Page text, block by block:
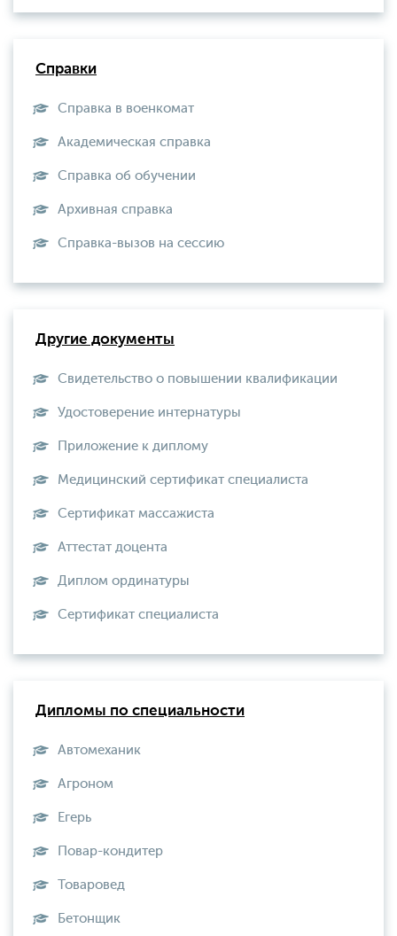
Справки
Справка в военкомат
Академическая справка
Справка об обучении
Архивная справка
Справка-вызов на сессию
Другие документы
Свидетельство о повышении квалификации
Удостоверение интернатуры
Приложение к диплому
Медицинский сертификат специалиста
Сертификат массажиста
Аттестат доцента
Диплом ординатуры
Сертификат специалиста
Дипломы по специальности
Автомеханик
Агроном
Егерь
Повар-кондитер
Товаровед
Бетонщик